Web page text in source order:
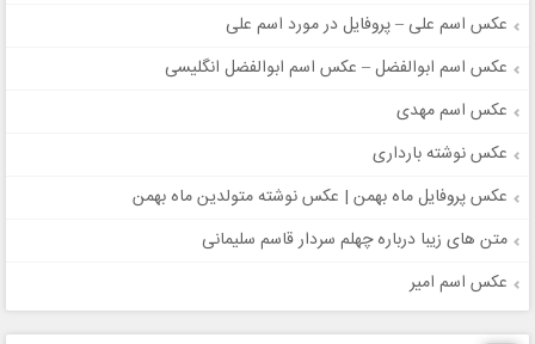
عکس اسم علی – پروفایل در مورد اسم علی
عکس اسم ابوالفضل – عکس اسم ابوالفضل انگلیسی
عکس اسم مهدی
عکس نوشته بارداری
عکس پروفایل ماه بهمن | عکس نوشته متولدین ماه بهمن
متن های زیبا درباره چهلم سردار قاسم سلیمانی
عکس اسم امیر